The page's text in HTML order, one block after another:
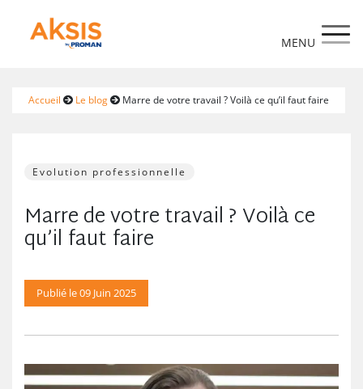
Accueil Le blog Marre de votre travail ? Voilà ce qu’il faut faire
Evolution professionnelle
Marre de votre travail ? Voilà ce
qu’il faut faire
Publié le 09 Juin 2025